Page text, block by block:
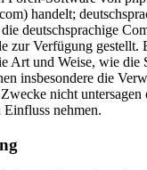
handelt;
deutschsprachige
zur Verfügung gestellt.
Art und Weise, wie die
insbesondere die
nicht untersagen
nehmen.